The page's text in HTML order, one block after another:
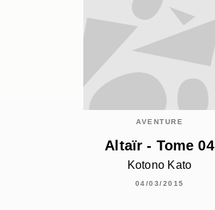
AVENTURE
Altaïr - Tome 04
Kotono Kato
04/03/2015